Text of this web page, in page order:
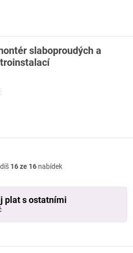
slaboproudých a
16 ze 16 nabídek
plat s ostatními